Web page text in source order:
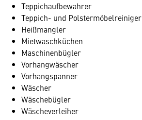
Teppichaufbewahrer
Teppich- und Polstermöbelreiniger
Heißmangler
Mietwaschküchen
Maschinenbügler
Vorhangwäscher
Vorhangspanner
Wäscher
Wäschebügler
Wäscheverleiher